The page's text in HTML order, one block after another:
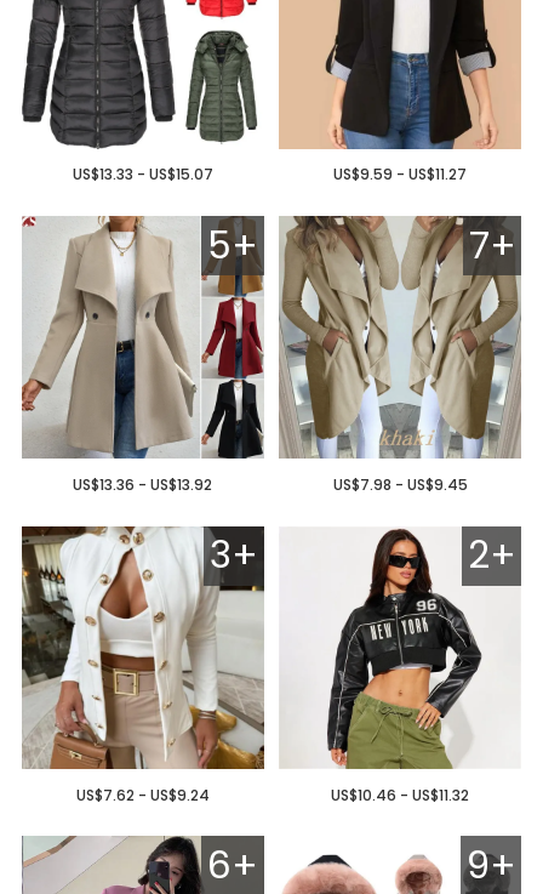
US$9.59 - US$11.27
US$13.33 - US$15.07
7+
US$7.98 - US$9.45
5+
US$13.36 - US$13.92
2+
US$10.46 - US$11.32
3+
US$7.62 - US$9.24
9+
6+